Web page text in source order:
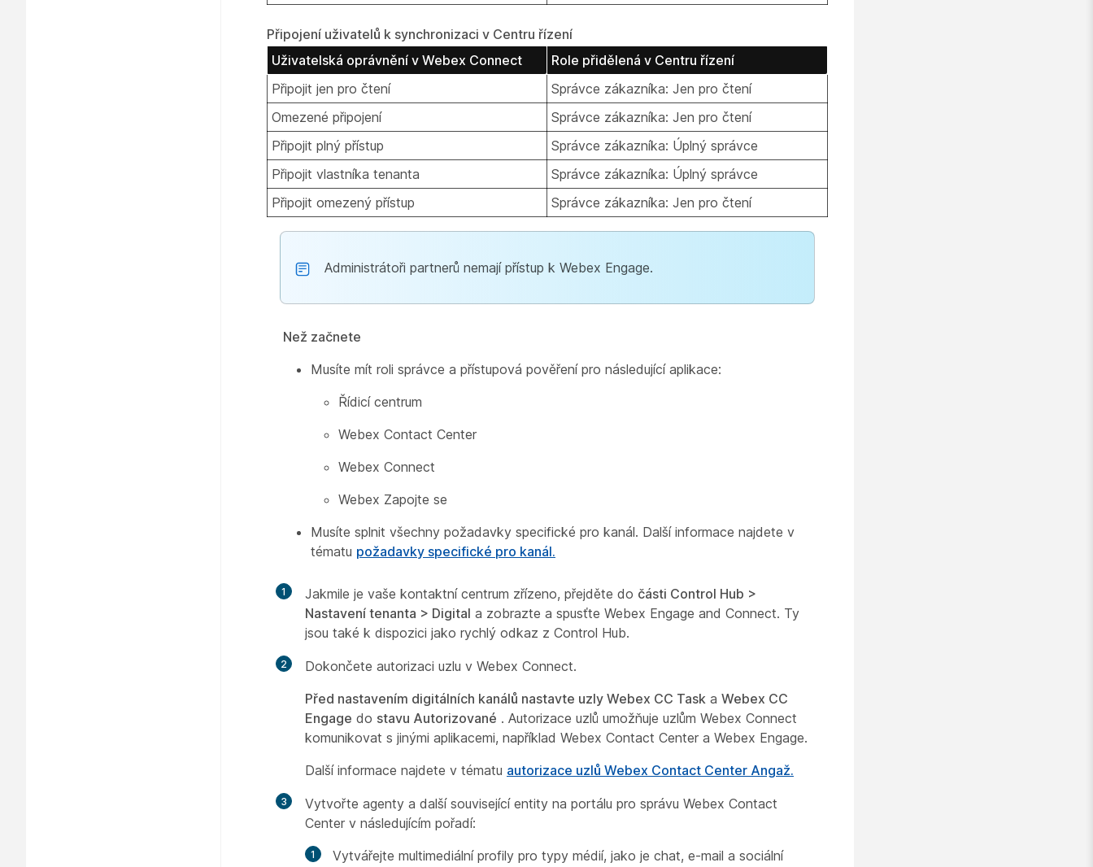
Připojení uživatelů k synchronizaci v Centru řízení
Uživatelská oprávnění v Webex Connect
Role přidělená v Centru řízení
Připojit jen pro čtení
Správce zákazníka: Jen pro čtení
Omezené připojení
Správce zákazníka: Jen pro čtení
Připojit plný přístup
Správce zákazníka: Úplný správce
Připojit vlastníka tenanta
Správce zákazníka: Úplný správce
Připojit omezený přístup
Správce zákazníka: Jen pro čtení
Administrátoři partnerů nemají přístup k Webex Engage.
Než začnete
Musíte mít roli správce a přístupová pověření pro následující aplikace:
Řídicí centrum
Webex Contact Center
Webex Connect
Webex Zapojte se
Musíte splnit všechny požadavky specifické pro kanál. Další informace najdete v
tématu požadavky specifické pro kanál.
1 Jakmile je vaše kontaktní centrum zřízeno, přejděte do části Control Hub >
Nastavení tenanta > Digital a zobrazte a spusťte Webex Engage and Connect. Ty
jsou také k dispozici jako rychlý odkaz z Control Hub.
2
Dokončete autorizaci uzlu v Webex Connect.
Před nastavením digitálních kanálů nastavte uzly Webex CC Task a Webex CC
Engage do stavu Autorizované . Autorizace uzlů umožňuje uzlům Webex Connect
komunikovat s jinými aplikacemi, například Webex Contact Center a Webex Engage.
Další informace najdete v tématu autorizace uzlů Webex Contact Center Angaž.
3
Vytvořte agenty a další související entity na portálu pro správu Webex Contact
Center v následujícím pořadí:
Vytvářejte multimediální profily pro typy médií, jako je chat, e-mail a sociální